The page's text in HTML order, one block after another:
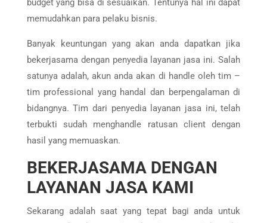
budget yang bisa di sesuaikan. Tentunya hal ini dapat
memudahkan para pelaku bisnis.
Banyak keuntungan yang akan anda dapatkan jika
bekerjasama dengan penyedia layanan jasa ini. Salah
satunya adalah, akun anda akan di handle oleh tim –
tim professional yang handal dan berpengalaman di
bidangnya. Tim dari penyedia layanan jasa ini, telah
terbukti sudah menghandle ratusan client dengan
hasil yang memuaskan.
BEKERJASAMA DENGAN
LAYANAN JASA KAMI
Sekarang adalah saat yang tepat bagi anda untuk